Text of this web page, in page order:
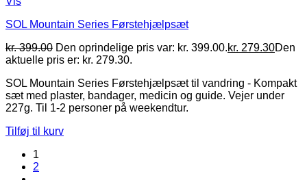
SOL Mountain Series Førstehjælpsæt
kr.399.00 Den oprindelige pris var: kr. 399.00.kr. 279.30Den
aktuelle pris er: kr. 279.30.
SOL Mountain Series Førstehjælpsæt til vandring - Kompakt
sæt med plaster, bandager, medicin og guide. Vejer under
227g. Til 1-2 personer på weekendtur.
Tilføj til kurv
1
2